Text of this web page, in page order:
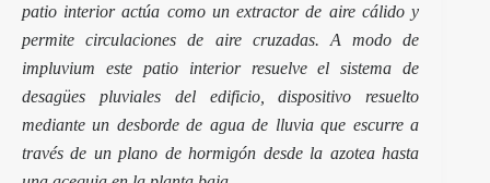
patio interior actúa como un extractor de aire cálido y
permite circulaciones de aire cruzadas. A modo de
impluvium este patio interior resuelve el sistema de
desagües pluviales del edificio, dispositivo resuelto
mediante un desborde de agua de lluvia que escurre a
través de un plano de hormigón desde la azotea hasta